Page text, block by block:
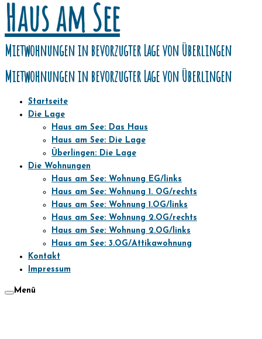
Zum
Inhalt
springen
Haus am See
Mietwohnungen in bevorzugter Lage von Überlingen
Mietwohnungen in bevorzugter Lage von Überlingen
Startseite
Die Lage
Haus am See: Das Haus
Haus am See: Die Lage
Überlingen: Die Lage
Die Wohnungen
Haus am See: Wohnung EG/links
Haus am See: Wohnung 1. OG/rechts
Haus am See: Wohnung 1.OG/links
Haus am See: Wohnung 2.OG/rechts
Haus am See: Wohnung 2.OG/links
Haus am See: 3.OG/Attikawohnung
Kontakt
Impressum
Menü